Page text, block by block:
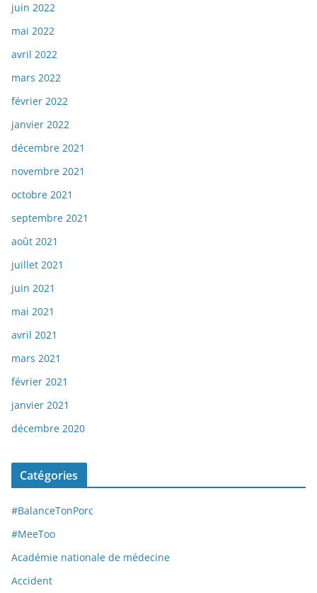
juin 2022
mai 2022
avril 2022
mars 2022
février 2022
janvier 2022
décembre 2021
novembre 2021
octobre 2021
septembre 2021
août 2021
juillet 2021
juin 2021
mai 2021
avril 2021
mars 2021
février 2021
janvier 2021
décembre 2020
Catégories
#BalanceTonPorc
#MeeToo
Académie nationale de médecine
Accident